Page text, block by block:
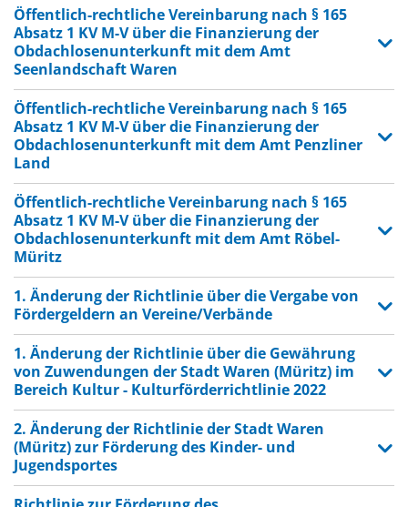
Öffentlich-rechtliche Vereinbarung nach § 165
Absatz 1 KV M-V über die Finanzierung der
Obdachlosenunterkunft mit dem Amt
Seenlandschaft Waren
Öffentlich-rechtliche Vereinbarung nach § 165
Absatz 1 KV M-V über die Finanzierung der
Obdachlosenunterkunft mit dem Amt Penzliner
Land
Öffentlich-rechtliche Vereinbarung nach § 165
Absatz 1 KV M-V über die Finanzierung der
Obdachlosenunterkunft mit dem Amt Röbel-
Müritz
1. Änderung der Richtlinie über die Vergabe von
Fördergeldern an Vereine/Verbände
1. Änderung der Richtlinie über die Gewährung
von Zuwendungen der Stadt Waren (Müritz) im
Bereich Kultur - Kulturförderrichtlinie 2022
2. Änderung der Richtlinie der Stadt Waren
(Müritz) zur Förderung des Kinder- und
Jugendsportes